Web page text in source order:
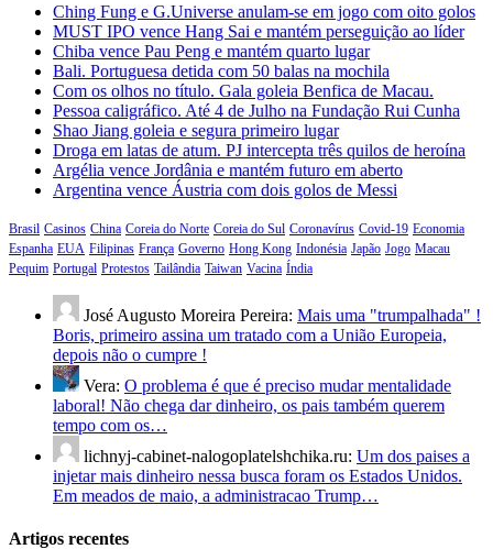
Ching Fung e G.Universe anulam-se em jogo com oito golos
MUST IPO vence Hang Sai e mantém perseguição ao líder
Chiba vence Pau Peng e mantém quarto lugar
Bali. Portuguesa detida com 50 balas na mochila
Com os olhos no título. Gala goleia Benfica de Macau.
Pessoa caligráfico. Até 4 de Julho na Fundação Rui Cunha
Shao Jiang goleia e segura primeiro lugar
Droga em latas de atum. PJ intercepta três quilos de heroína
Argélia vence Jordânia e mantém futuro em aberto
Argentina vence Áustria com dois golos de Messi
Brasil Casinos China Coreia do Norte Coreia do Sul Coronavírus Covid-19 Economia
Espanha EUA Filipinas França Governo Hong Kong Indonésia Japão Jogo Macau
Pequim Portugal Protestos Tailândia Taiwan Vacina Índia
José Augusto Moreira Pereira: Mais uma "trumpalhada" !
Boris, primeiro assina um tratado com a União Europeia,
depois não o cumpre !
Vera: O problema é que é preciso mudar mentalidade
laboral! Não chega dar dinheiro, os pais também querem
tempo com os…
lichnyj-cabinet-nalogoplatelshchika.ru: Um dos paises a
injetar mais dinheiro nessa busca foram os Estados Unidos.
Em meados de maio, a administracao Trump…
Artigos recentes